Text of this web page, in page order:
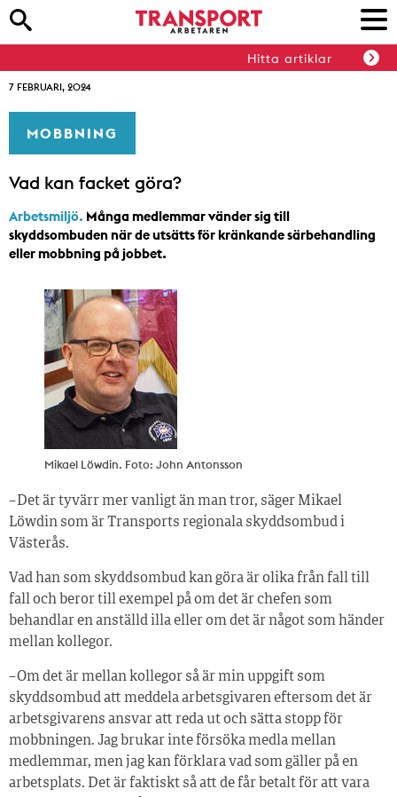
Hitta artiklar
7 FEBRUARI, 2024
MOBBNING
Vad kan facket göra?
Arbetsmiljö. Många medlemmar vänder sig till
skyddsombuden när de utsätts för kränkande särbehandling
eller mobbning på jobbet.
Mikael Löwdin. Foto: John Antonsson
– Det är tyvärr mer vanligt än man tror, säger Mikael
Löwdin som är Transports regionala skyddsombud i
Västerås.
Vad han som skyddsombud kan göra är olika från fall till
fall och beror till exempel på om det är chefen som
behandlar en anställd illa eller om det är något som händer
mellan kollegor.
– Om det är mellan kollegor så är min uppgift som
skyddsombud att meddela arbetsgivaren eftersom det är
arbetsgivarens ansvar att reda ut och sätta stopp för
mobbningen. Jag brukar inte försöka medla mellan
medlemmar, men jag kan förklara vad som gäller på en
arbetsplats. Det är faktiskt så att de får betalt för att vara